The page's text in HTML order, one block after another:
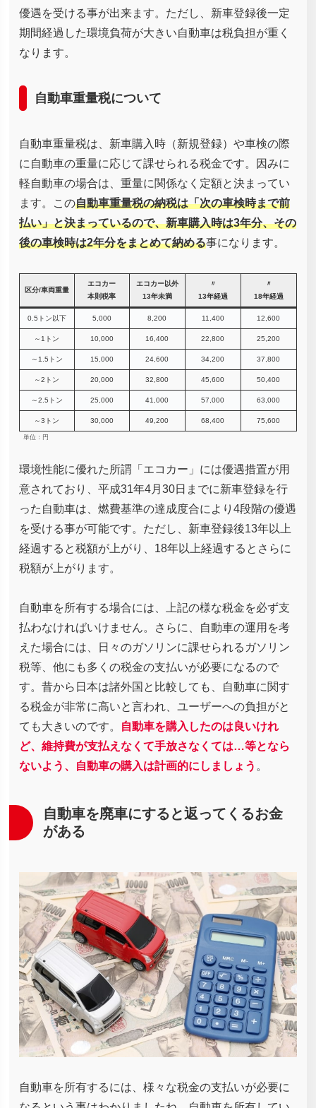
優遇を受ける事が出来ます。ただし、新車登録後一定
期間経過した環境負荷が大きい自動車は税負担が重く
なります。
自動車重量税について
自動車重量税は、新車購入時（新規登録）や車検の際
に自動車の重量に応じて課せられる税金です。因みに
軽自動車の場合は、重量に関係なく定額と決まってい
ます。この自動車重量税の納税は「次の車検時まで前
払い」と決まっているので、新車購入時は3年分、その
後の車検時は2年分をまとめて納める事になります。
区分/車両重量
エコカー
本則税率
エコカー以外
13年未満
〃
13年経過
〃
18年経過
0.5トン以下 5,000 8,200 11,400 12,600
～1トン 10,000 16,400 22,800 25,200
～1.5トン 15,000 24,600 34,200 37,800
～2トン 20,000 32,800 45,600 50,400
～2.5トン 25,000 41,000 57,000 63,000
～3トン 30,000 49,200 68,400 75,600
単位：円
環境性能に優れた所謂「エコカー」には優遇措置が用
意されており、平成31年4月30日までに新車登録を行
った自動車は、燃費基準の達成度合により4段階の優遇
を受ける事が可能です。ただし、新車登録後13年以上
経過すると税額が上がり、18年以上経過するとさらに
税額が上がります。
自動車を所有する場合には、上記の様な税金を必ず支
払わなければいけません。さらに、自動車の運用を考
えた場合には、日々のガソリンに課せられるガソリン
税等、他にも多くの税金の支払いが必要になるので
す。昔から日本は諸外国と比較しても、自動車に関す
る税金が非常に高いと言われ、ユーザーへの負担がと
ても大きいのです。
自動車を購入したのは良いけれ
ど、維持費が支払えなくて手放さなくては…等となら
ないよう、自動車の購入は計画的にしましょう 。
自動車を廃車にすると返ってくるお金
がある
自動車を所有するには、様々な税金の支払いが必要に